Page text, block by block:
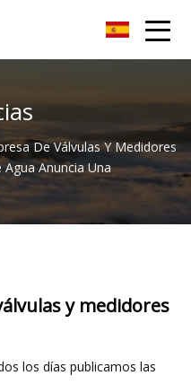
de la luz de las estrellas de
De Válvulas Y Medidores
Agua Anuncia Una
y medidores
los días publicamos las